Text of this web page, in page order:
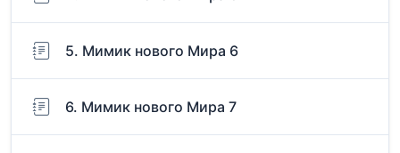
5. Мимик нового Мира 6
6. Мимик нового Мира 7